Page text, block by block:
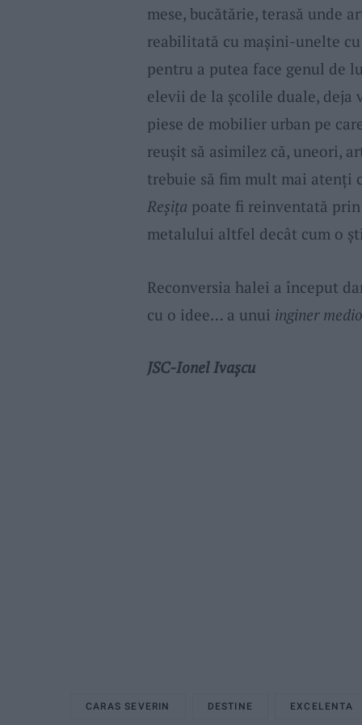
mese, bucătărie, terasă unde
reabilitată cu mașini-unelte
pentru a putea face genul de
elevii de la școlile duale, deja
piese de mobilier urban pe
reușit să asimilez că, uneori,
trebuie să fim mult mai atenți
Reșița poate fi reinventată prin
metalului altfel decât cum o
Reconversia halei a început
cu o idee… a unui inginer
JSC-Ionel Ivașcu
CARAS SEVERIN DESTINE EXCELENTA